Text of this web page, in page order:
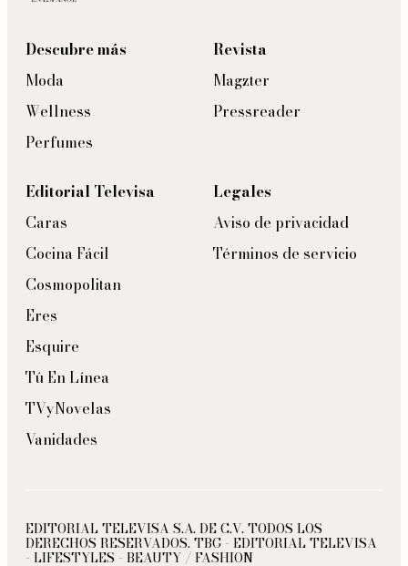
Descubre más
Moda
Wellness
Perfumes
Revista
Magzter
Pressreader
Editorial Televisa
Caras
Cocina Fácil
Cosmopolitan
Eres
Esquire
Tú En Línea
TVyNovelas
Vanidades
Legales
Aviso de privacidad
Términos de servicio
EDITORIAL TELEVISA S.A. DE C.V. TODOS LOS
DERECHOS RESERVADOS. TBG - EDITORIAL TELEVISA
- LIFESTYLES - BEAUTY / FASHION